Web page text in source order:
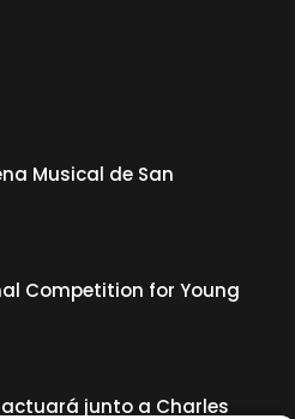
Musical de San
Competition for Young
actuará junto a Charles